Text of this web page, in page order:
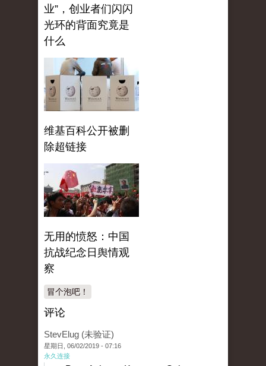
业”，创业者们闪闪
光环的背面究竟是
什么
维基百科公开被删
除超链接
无用的愤怒：中国
抗战纪念日舆情观
察
冒个泡吧！
评论
StevElug (未验证)
星期日, 06/02/2019 - 07:16
永久连接